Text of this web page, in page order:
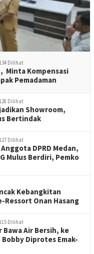
Dilihat
Minta Kompensasi
Pemadaman
Dilihat
Showroom,
Bertindak
Dilihat
DPRD Medan,
Mulus Berdiri, Pemko
Kebangkitan
Ressort Onan Hasang
Dilihat
Bawa Air Bersih, ke
Diprotes Emak-